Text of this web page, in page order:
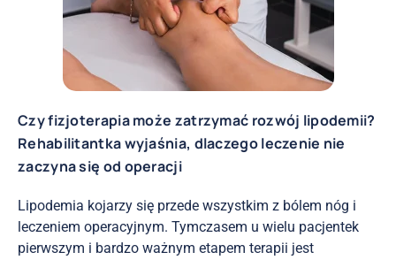
Czy fizjoterapia może zatrzymać rozwój lipodemii?
Rehabilitantka wyjaśnia, dlaczego leczenie nie
zaczyna się od operacji
Lipodemia kojarzy się przede wszystkim z bólem nóg i
leczeniem operacyjnym. Tymczasem u wielu pacjentek
pierwszym i bardzo ważnym etapem terapii jest